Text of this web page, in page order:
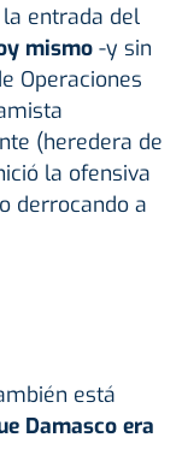
entrada del
mismo -y sin
Operaciones
(heredera de
la ofensiva
derrocando a
está
Damasco era